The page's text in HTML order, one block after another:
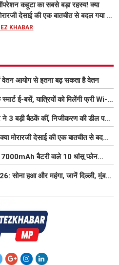
कहूटा का सबसे बड़ा रहस्य! क्या
देसाई की एक बातचीत से बदल गया था
का गुप्त मिशन?
KHABAR
वेतन आयोग से इतना बढ़ सकता है वेतन
ई-बसें, यात्रियों को मिलेंगी फ्री Wi-
ने 3 बड़ी बैठकें कीं, निजीकरण की डील पर
मोरारजी देसाई की एक बातचीत से बदल
बैटरी वाले 10 धांसू फोन
हुआ और महंगा, जानें दिल्ली, मुंबई,